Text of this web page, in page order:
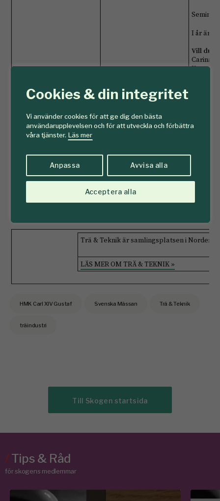
Cookies & din integritet
Vi använder cookies för att ge dig den bästa
användarupplevelsen och för att utveckla och förbättra
våra tjänster. Läs mer
Anpassa Avvisa alla
Acceptera alla
I år är
Vill du
Carina
BILDER
H.M.
Trä & Teknik är samlingsplatsen i Norden
LÄS MER OM TRÄ & TEKNIK »
HMK Carl XIV Gustaf Svenska Mässan Trä & Teknik
träindustri
Till Skogen startsida
/Tips & Råd
för skogens medlemmar